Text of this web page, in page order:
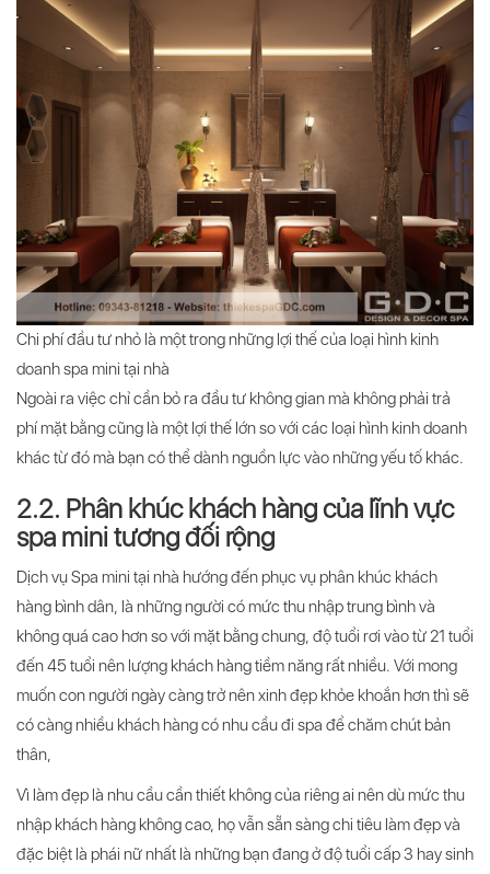
Chi phí đầu tư nhỏ là một trong những lợi thế của loại hình kinh
doanh spa mini tại nhà
Ngoài ra việc chỉ cần bỏ ra đầu tư không gian mà không phải trả
phí mặt bằng cũng là một lợi thế lớn so với các loại hình kinh doanh
khác từ đó mà bạn có thể dành nguồn lực vào những yếu tố khác.
2.2. Phân khúc khách hàng của lĩnh vực
spa mini tương đối rộng
Dịch vụ Spa mini tại nhà hướng đến phục vụ phân khúc khách
hàng bình dân, là những người có mức thu nhập trung bình và
không quá cao hơn so với mặt bằng chung, độ tuổi rơi vào từ 21 tuổi
đến 45 tuổi nên lượng khách hàng tiềm năng rất nhiều. Với mong
muốn con người ngày càng trở nên xinh đẹp khỏe khoắn hơn thì sẽ
có càng nhiều khách hàng có nhu cầu đi spa để chăm chút bản
thân,
Vì làm đẹp là nhu cầu cần thiết không của riêng ai nên dù mức thu
nhập khách hàng không cao, họ vẫn sẵn sàng chi tiêu làm đẹp và
đặc biệt là phái nữ nhất là những bạn đang ở độ tuổi cấp 3 hay sinh